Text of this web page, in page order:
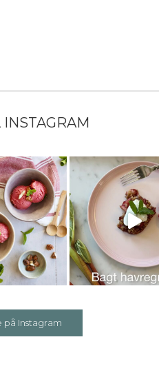
på Instagram